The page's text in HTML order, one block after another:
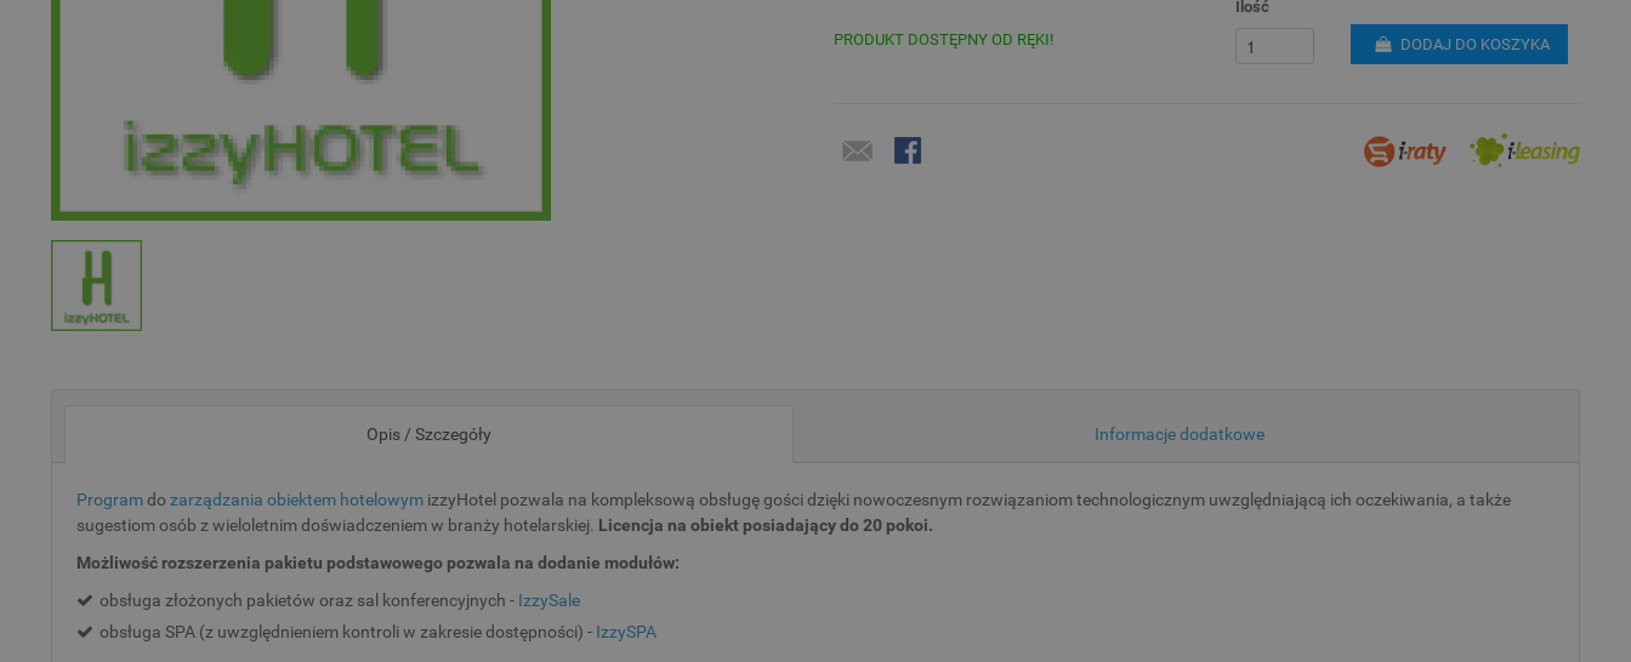
PRODUKT DOSTĘPNY OD RĘKI!
Ilość
DODAJ DO KOSZYKA
Opis / Szczegóły Informacje dodatkowe
Programdozarządzania obiektem hotelowym izzyHotel pozwala na kompleksową obsługę gości dzięki nowoczesnym rozwiązaniom technologicznym uwzględniającą ich oczekiwania, a także
sugestiom osób z wieloletnim doświadczeniem w branży hotelarskiej. Licencja na obiekt posiadający do 20 pokoi.
Możliwość rozszerzenia pakietu podstawowego pozwala na dodanie modułów:
obsługa złożonych pakietów oraz sal konferencyjnych - IzzySale
obsługa SPA (z uwzględnieniem kontroli w zakresie dostępności) - IzzySPA